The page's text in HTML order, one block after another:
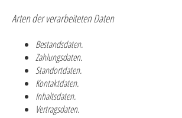
Arten der verarbeiteten Daten
Bestandsdaten.
Zahlungsdaten.
Standortdaten.
Kontaktdaten.
Inhaltsdaten.
Vertragsdaten.